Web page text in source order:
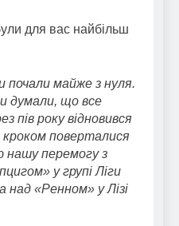
для вас найбільш
почали майже з нуля.
думали, що все
пів року відновився
кроком поверталися
перемогу з
у групі Ліги
над «Ренном» у Лізі